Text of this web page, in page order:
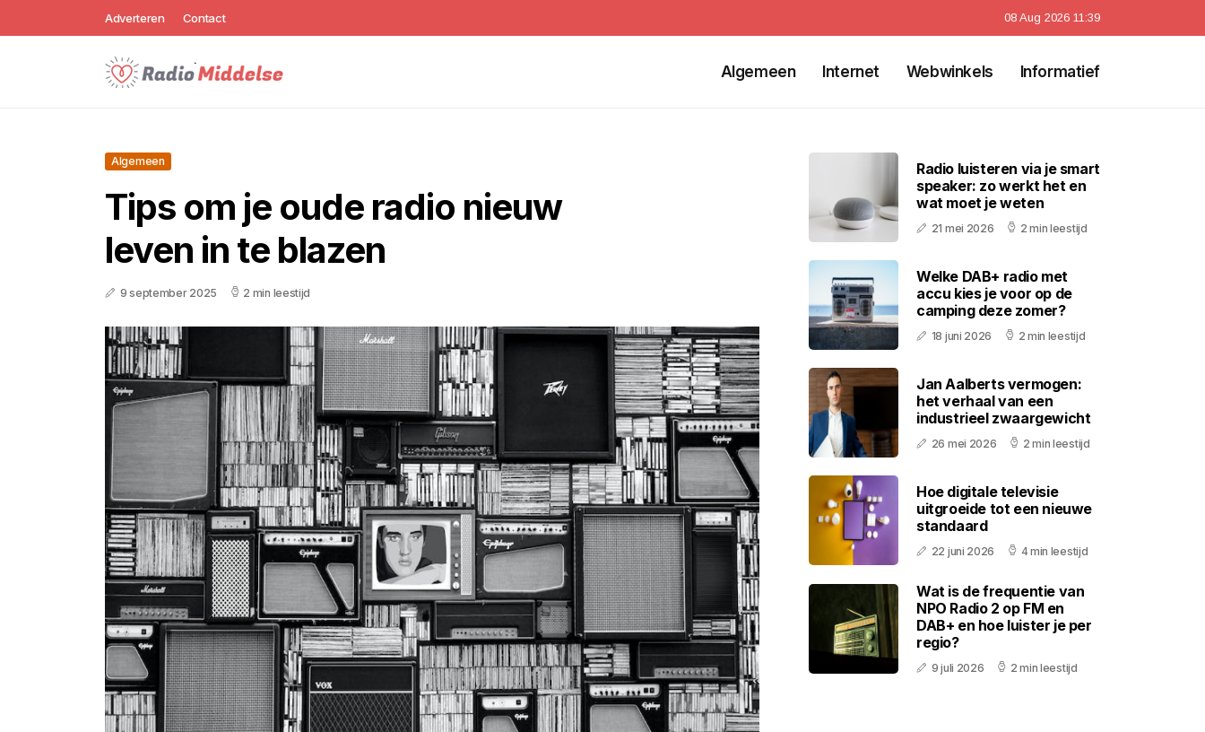
Adverteren Contact 08 Aug 2026 11:39
Algemeen Internet Webwinkels Informatief
Algemeen
Tips om je oude radio nieuw
leven in te blazen
9 september 2025 2 min leestijd
Radio luisteren via je smart
speaker: zo werkt het en
wat moet je weten
21 mei 2026 2 min leestijd
Welke DAB+ radio met
accu kies je voor op de
camping deze zomer?
18 juni 2026 2 min leestijd
Jan Aalberts vermogen:
het verhaal van een
industrieel zwaargewicht
26 mei 2026 2 min leestijd
Hoe digitale televisie
uitgroeide tot een nieuwe
standaard
22 juni 2026 4 min leestijd
Wat is de frequentie van
NPO Radio 2 op FM en
DAB+ en hoe luister je per
regio?
9 juli 2026 2 min leestijd